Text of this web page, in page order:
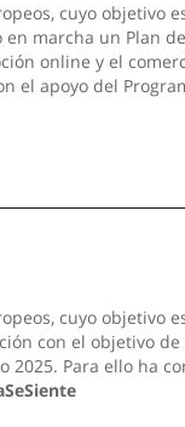
cuyo objetivo
marcha un Plan
online y el
el apoyo del
cuyo objetivo
con el objetivo
Para ello ha